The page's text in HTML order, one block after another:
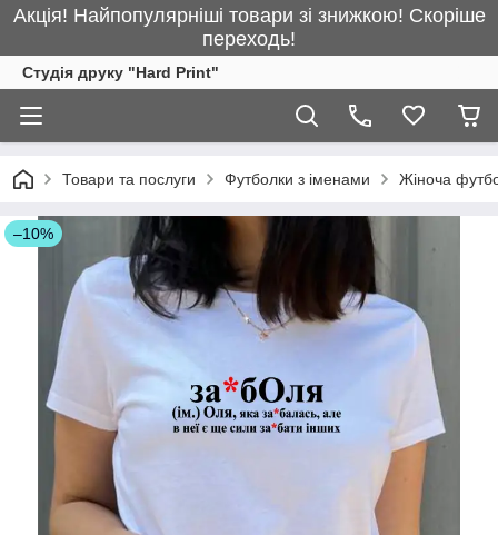
Акція! Найпопулярніші товари зі знижкою! Скоріше
переходь!
Студія друку "Hard Print"
Товари та послуги Футболки з іменами Жіноча
–10%